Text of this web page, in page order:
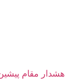
هشدار مقام